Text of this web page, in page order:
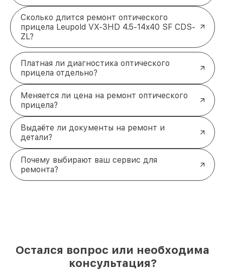
Сколько длится ремонт оптического
прицела Leupold VX-3HD 4.5-14x40 SF CDS-
ZL?
Платная ли диагностика оптического
прицела отдельно?
Меняется ли цена на ремонт оптического
прицела?
Выдаёте ли документы на ремонт и
детали?
Почему выбирают ваш сервис для
ремонта?
Остался вопрос или необходима
консультация?